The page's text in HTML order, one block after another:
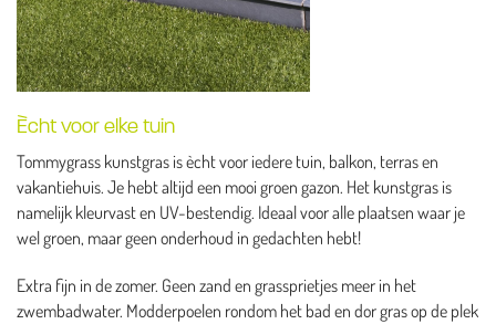
Ècht voor elke tuin
Tommygrass kunstgras is ècht voor iedere tuin, balkon, terras en
vakantiehuis. Je hebt altijd een mooi groen gazon. Het kunstgras is
namelijk kleurvast en UV-bestendig. Ideaal voor alle plaatsen waar je
wel groen, maar geen onderhoud in gedachten hebt!
Extra fijn in de zomer. Geen zand en grassprietjes meer in het
zwembadwater. Modderpoelen rondom het bad en dor gras op de plek